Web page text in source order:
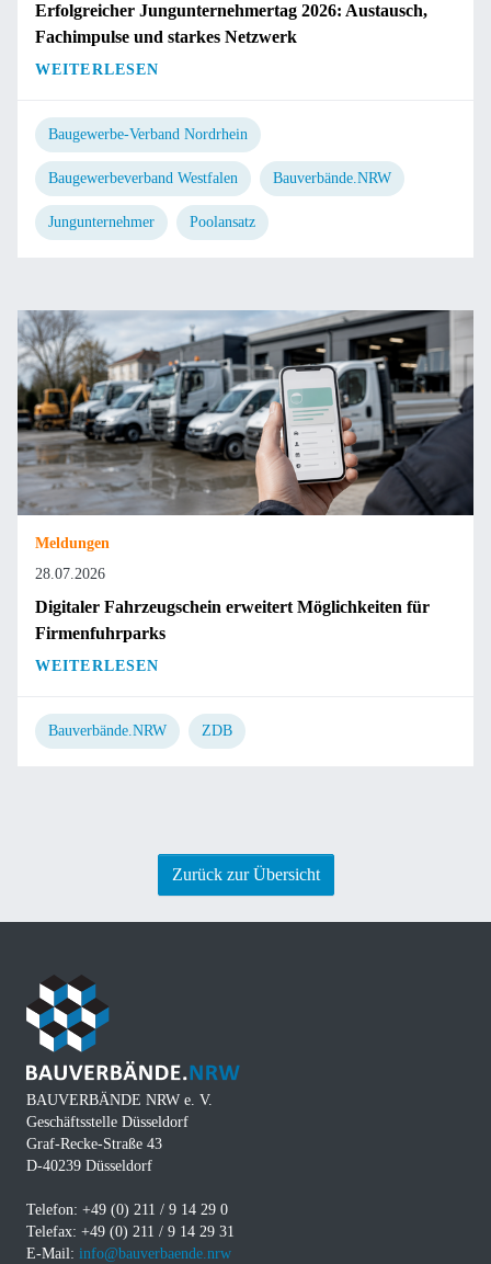
Erfolgreicher Jungunternehmertag 2026: Austausch,
Fachimpulse und starkes Netzwerk
WEITERLESEN
Baugewerbe-Verband Nordrhein
Baugewerbeverband Westfalen Bauverbände.NRW
Jungunternehmer Poolansatz
Meldungen
28.07.2026
Digitaler Fahrzeugschein erweitert Möglichkeiten für
Firmenfuhrparks
WEITERLESEN
Bauverbände.NRW ZDB
Zurück zur Übersicht
BAUVERBÄNDE NRW e. V.
Geschäftsstelle Düsseldorf
Graf-Recke-Straße 43
D-40239 Düsseldorf
Telefon: +49 (0) 211 / 9 14 29 0
Telefax: +49 (0) 211 / 9 14 29 31
E-Mail: info@bauverbaende.nrw